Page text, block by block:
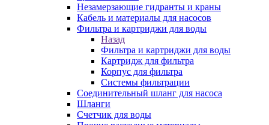
Незамерзающие гидранты и краны
Кабель и материалы для насосов
Фильтра и картриджи для воды
Назад
Фильтра и картриджи для воды
Картридж для фильтра
Корпус для фильтра
Системы фильтрации
Соединительный шланг для насоса
Шланги
Счетчик для воды